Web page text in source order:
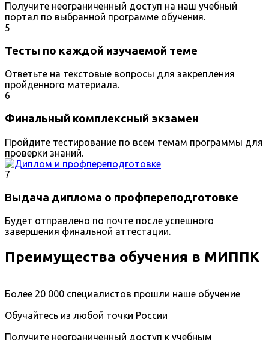
Получите неограниченный доступ на наш учебный
портал по выбранной программе обучения.
5
Тесты по каждой изучаемой теме
Ответьте на текстовые вопросы для закрепления
пройденного материала.
6
Финальный комплексный экзамен
Пройдите тестирование по всем темам программы для
проверки знаний.
7
Выдача диплома о профпереподготовке
Будет отправлено по почте после успешного
завершения финальной аттестации.
Преимущества обучения в МИППК
Более 20 000 специалистов прошли наше обучение
Обучайтесь из любой точки России
Получите неограниченный доступ к учебным